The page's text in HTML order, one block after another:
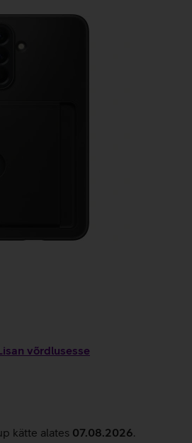
võrdlusesse
kätte alates 07.08.2026